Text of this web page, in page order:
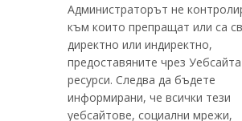
Администраторът не
към които препращат или са
директно или индиректно,
предоставяните чрез Уебсайта
ресурси. Следва да бъдете
информирани, че всички тези
уебсайтове, социални мрежи,